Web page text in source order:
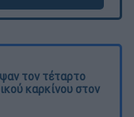
τον τέταρτο
καρκίνου στον